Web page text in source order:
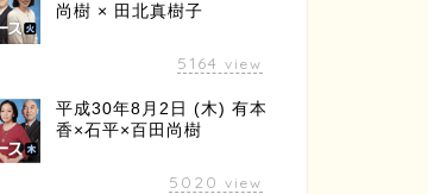
尚樹 × 田北真樹子
5164 view
平成30年8月2日 (木) 有本
香×石平×百田尚樹
5020 view